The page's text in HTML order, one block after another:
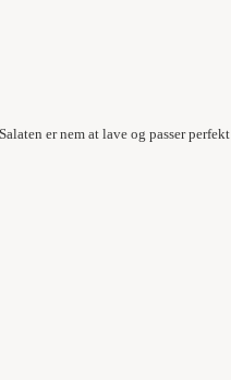
er nem at lave og passer perfekt